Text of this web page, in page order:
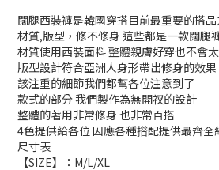
闊腿西裝褲是韓國穿搭目前最重要的搭
材質,版型，修不修身 這些都是一款闊腿
材質使用西裝面料 整體親膚好穿也不會
版型設計符合亞洲人身形帶出修身的效果
該注重的細節我們都幫各位注意到了
款式的部分 我們製作為無開衩的設計
整體的著用非常修身 也非常百搭
4色提供給各位 因應各種𢵄配提供最齊全
尺寸表
【SIZE】：M/L/XL